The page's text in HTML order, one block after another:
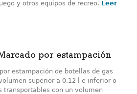
y otros equipos de recreo. Leer
por estampación
estampación de botellas de gas
superior a 0,12 l e inferior o
transportables con un volumen